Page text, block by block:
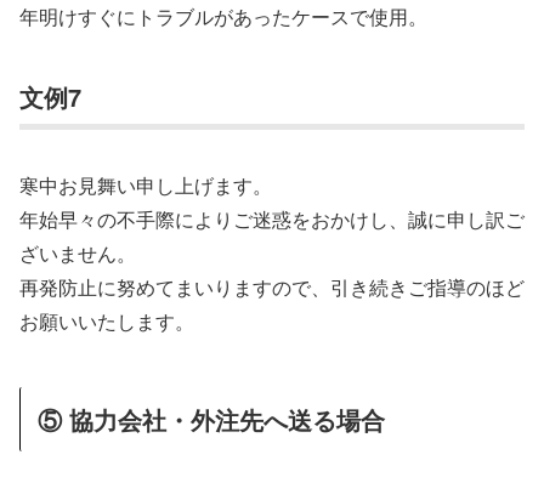
年明けすぐにトラブルがあったケースで使用。
文例7
寒中お見舞い申し上げます。
年始早々の不手際によりご迷惑をおかけし、誠に申し訳ご
ざいません。
再発防止に努めてまいりますので、引き続きご指導のほど
お願いいたします。
⑤ 協力会社・外注先へ送る場合